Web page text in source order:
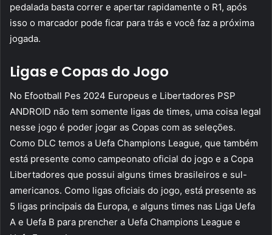
pedalada basta correr e apertar rapidamente o R1, após
isso o marcador pode ficar para trás e você faz a próxima
jogada.
Ligas e Copas do Jogo
No Efootball Pes 2024 Europeus e Libertadores PSP
ANDROID não tem somente ligas de times, uma coisa legal
nesse jogo é poder jogar as Copas com as seleções.
Como DLC temos a Uefa Champions League, que também
está presente como campeonato oficial do jogo e a Copa
Libertadores que possui alguns times brasileiros e sul-
americanos. Como ligas oficiais do jogo, está presente as
5 ligas principais da Europa, e alguns times nas Liga Uefa
A e Uefa B para prencher a Uefa Champions League e